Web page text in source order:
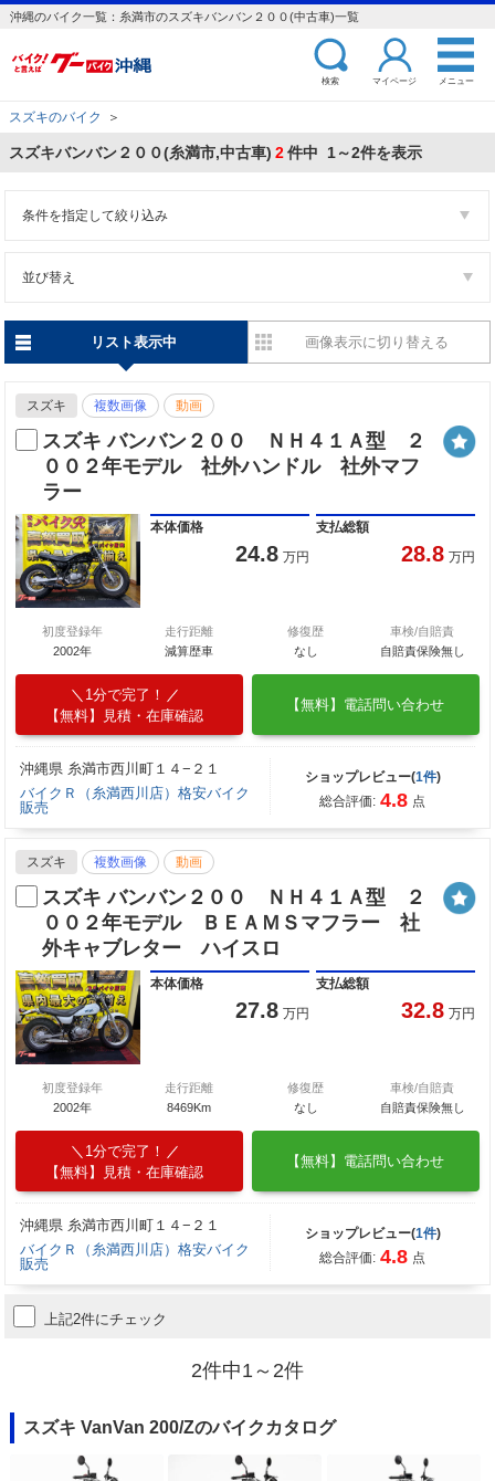
沖縄のバイク一覧：糸満市のスズキバンバン２００(中古車)一覧
検索 マイページ メニュー
スズキのバイク ＞
スズキバンバン２００(糸満市,中古車) 2件中 1～2件を表示
条件を指定して絞り込み
並び替え
リスト表示中 画像表示に切り替える
スズキ 複数画像 動画
スズキ バンバン２００ ＮＨ４１Ａ型 ２
００２年モデル 社外ハンドル 社外マフ
ラー
本体価格
24.8 万円
支払総額
28.8 万円
初度登録年
2002年
走行距離
減算歴車
修復歴
なし
車検/自賠責
自賠責保険無し
1分で完了！
【無料】見積・在庫確認
【無料】電話問い合わせ
沖縄県 糸満市西川町１４−２１
バイクＲ（糸満西川店）格安バイク
販売
ショップレビュー(1件)
総合評価: 4.8 点
スズキ 複数画像 動画
スズキ バンバン２００ ＮＨ４１Ａ型 ２
００２年モデル ＢＥＡＭＳマフラー 社
外キャブレター ハイスロ
本体価格
27.8 万円
支払総額
32.8 万円
初度登録年
2002年
走行距離
8469Km
修復歴
なし
車検/自賠責
自賠責保険無し
1分で完了！
【無料】見積・在庫確認
【無料】電話問い合わせ
沖縄県 糸満市西川町１４−２１
バイクＲ（糸満西川店）格安バイク
販売
ショップレビュー(1件)
総合評価: 4.8 点
上記2件にチェック
2件中1～2件
スズキ VanVan 200/Zのバイクカタログ